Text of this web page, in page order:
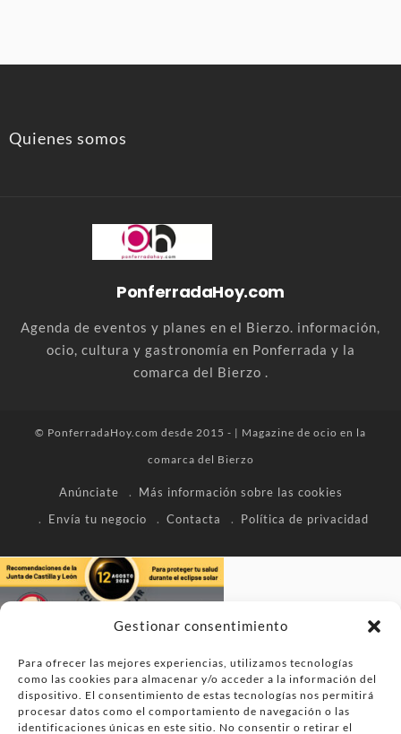
Gestionar consentimiento
Para ofrecer las mejores experiencias, utilizamos tecnologías
como las cookies para almacenar y/o acceder a la información del
dispositivo. El consentimiento de estas tecnologías nos permitirá
procesar datos como el comportamiento de navegación o las
identificaciones únicas en este sitio. No consentir o retirar el
Quienes somos
PonferradaHoy.com
Agenda de eventos y planes en el Bierzo. información,
ocio, cultura y gastronomía en Ponferrada y la
comarca del Bierzo .
© PonferradaHoy.com desde 2015 - | Magazine de ocio en la
comarca del Bierzo
Anúnciate
Más información sobre las cookies
Envía tu negocio
Contacta Política de privacidad